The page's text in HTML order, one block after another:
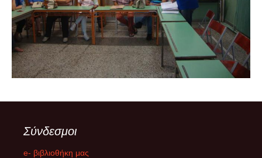
Σύνδεσμοι
e- βιβλιοθήκη μας